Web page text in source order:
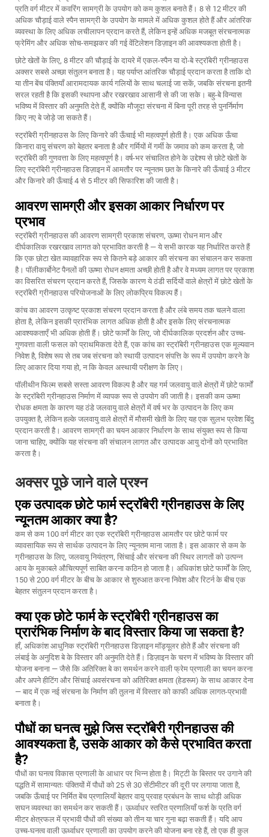
प्रति वर्ग मीटर में कवरिंग सामग्री के उपयोग को कम कुशल बनाते हैं। 8 से 12 मीटर की
अधिक चौड़ाई वाले स्पैन सामग्री के उपयोग के मामले में अधिक कुशल होते हैं और आंतरिक
व्यवस्था के लिए अधिक लचीलापन प्रदान करते हैं, लेकिन इन्हें अधिक मजबूत संरचनात्मक
फ्रेमिंग और अधिक सोच-समझकर की गई वेंटिलेशन डिज़ाइन की आवश्यकता होती है।
छोटे खेतों के लिए, 8 मीटर की चौड़ाई के दायरे में एकल-स्पैन या दो-बे स्ट्रॉबेरी ग्रीनहाउस
अक्सर सबसे अच्छा संतुलन बनाता है। यह पर्याप्त आंतरिक चौड़ाई प्रदान करता है ताकि दो
या तीन बेंच पंक्तियाँ आरामदायक कार्य गलियों के साथ चलाई जा सकें, जबकि संरचना इतनी
सरल रहती है कि इसकी स्थापना और रखरखाव आसानी से की जा सके। बहु-बे विन्यास
भविष्य में विस्तार की अनुमति देते हैं, क्योंकि मौजूदा संरचना में बिना पूरी तरह से पुनर्निर्माण
किए नए बे जोड़े जा सकते हैं।
स्ट्रॉबेरी ग्रीनहाउस के लिए किनारे की ऊँचाई भी महत्वपूर्ण होती है। एक अधिक ऊँचा
किनारा वायु संचरण को बेहतर बनाता है और गर्मियों में गर्मी के जमाव को कम करता है, जो
स्ट्रॉबेरी की गुणवत्ता के लिए महत्वपूर्ण है। वर्ष-भर संचालित होने के उद्देश्य से छोटे खेतों के
लिए स्ट्रॉबेरी ग्रीनहाउस डिज़ाइन में आमतौर पर न्यूनतम छत के किनारे की ऊँचाई 3 मीटर
और किनारे की ऊँचाई 4 से 5 मीटर की सिफारिश की जाती है।
आवरण सामग्री और इसका आकार निर्धारण पर
प्रभाव
स्ट्रॉबेरी ग्रीनहाउस की आवरण सामग्री प्रकाश संचरण, ऊष्मा रोधन मान और
दीर्घकालिक रखरखाव लागत को प्रभावित करती है — ये सभी कारक यह निर्धारित करते हैं
कि एक छोटा खेत व्यावहारिक रूप से कितने बड़े आकार की संरचना का संचालन कर सकता
है। पॉलीकार्बोनेट पैनलों की ऊष्मा रोधन क्षमता अच्छी होती है और वे मध्यम लागत पर प्रकाश
का विसरित संचरण प्रदान करते हैं, जिसके कारण ये ठंडी सर्दियों वाले क्षेत्रों में छोटे खेतों के
स्ट्रॉबेरी ग्रीनहाउस परियोजनाओं के लिए लोकप्रिय विकल्प हैं।
कांच का आवरण उत्कृष्ट प्रकाश संचरण प्रदान करता है और लंबे समय तक चलने वाला
होता है, लेकिन इसकी प्रारंभिक लागत अधिक होती है और इसके लिए संरचनात्मक
आवश्यकताएँ भी अधिक होती हैं। छोटे फार्मों के लिए, जो दीर्घकालिक प्रदर्शन और उच्च-
गुणवत्ता वाली फसल को प्राथमिकता देते हैं, एक कांच का स्ट्रॉबेरी ग्रीनहाउस एक मूल्यवान
निवेश है, विशेष रूप से तब जब संरचना को स्थायी उत्पादन संपत्ति के रूप में उपयोग करने के
लिए आकार दिया गया हो, न कि केवल अस्थायी परीक्षण के लिए।
पॉलीथीन फिल्म सबसे सस्ता आवरण विकल्प है और यह गर्म जलवायु वाले क्षेत्रों में छोटे फार्मों
के स्ट्रॉबेरी ग्रीनहाउस निर्माण में व्यापक रूप से उपयोग की जाती है। इसकी कम ऊष्मा
रोधक क्षमता के कारण यह ठंडे जलवायु वाले क्षेत्रों में वर्ष भर के उत्पादन के लिए कम
उपयुक्त है, लेकिन हल्के जलवायु वाले क्षेत्रों में मौसमी खेती के लिए यह एक सुलभ प्रवेश बिंदु
प्रदान करती है। आवरण सामग्री का चयन आकार निर्धारण के साथ संयुक्त रूप से किया
जाना चाहिए, क्योंकि यह संरचना की संचालन लागत और उत्पादक आयु दोनों को प्रभावित
करता है।
अक्सर पूछे जाने वाले प्रश्न
एक उत्पादक छोटे फार्म स्ट्रॉबेरी ग्रीनहाउस के लिए
न्यूनतम आकार क्या है?
कम से कम 100 वर्ग मीटर का एक स्ट्रॉबेरी ग्रीनहाउस आमतौर पर छोटे फार्म पर
व्यावसायिक रूप से सार्थक उत्पादन के लिए न्यूनतम माना जाता है। इस आकार से कम के
ग्रीनहाउस के लिए, जलवायु नियंत्रण, सिंचाई और संरचना की स्थिर लागतों को उत्पन्न
आय के मुकाबले औचित्यपूर्ण साबित करना कठिन हो जाता है। अधिकांश छोटे फार्मों के लिए,
150 से 200 वर्ग मीटर के बीच के आकार से शुरुआत करना निवेश और रिटर्न के बीच एक
बेहतर संतुलन प्रदान करता है।
क्या एक छोटे फार्म के स्ट्रॉबेरी ग्रीनहाउस का
प्रारंभिक निर्माण के बाद विस्तार किया जा सकता है?
हाँ, अधिकांश आधुनिक स्ट्रॉबेरी ग्रीनहाउस डिज़ाइन मॉड्यूलर होते हैं और संरचना की
लंबाई के अनुदिश बे के विस्तार की अनुमति देते हैं। डिज़ाइन के चरण में भविष्य के विस्तार की
योजना बनाना — जैसे कि अतिरिक्त बे का समर्थन करने वाली फ्रेम प्रणाली का चयन करना
और अपने हीटिंग और सिंचाई अवसंरचना को अतिरिक्त क्षमता (हेडरूम) के साथ आकार देना
— बाद में एक नई संरचना के निर्माण की तुलना में विस्तार को काफी अधिक लागत-प्रभावी
बनाता है।
पौधों का घनत्व मुझे जिस स्ट्रॉबेरी ग्रीनहाउस की
आवश्यकता है, उसके आकार को कैसे प्रभावित करता
है?
पौधों का घनत्व विकास प्रणाली के आधार पर भिन्न होता है। मिट्टी के बिस्तर पर उगाने की
पद्धति में सामान्यतः पंक्तियों में पौधों को 25 से 30 सेंटीमीटर की दूरी पर लगाया जाता है,
जबकि ऊँचाई पर निर्मित बेंच प्रणालियाँ बेहतर वायु प्रवाह प्रबंधन के साथ थोड़ी अधिक
सघन व्यवस्था का समर्थन कर सकती हैं। ऊर्ध्वाधर स्तरित प्रणालियाँ फर्श के प्रति वर्ग
मीटर क्षेत्रफल में प्रभावी पौधों की संख्या को तीन या चार गुना बढ़ा सकती हैं। यदि आप
उच्च-घनत्व वाली ऊर्ध्वाधर प्रणाली का उपयोग करने की योजना बना रहे हैं, तो एक ही कुल